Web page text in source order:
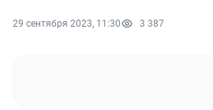
29 сентября 2023, 11:30 3 387